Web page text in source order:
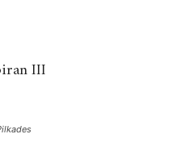
III